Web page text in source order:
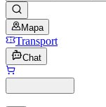
Mapa
Transport
Chat